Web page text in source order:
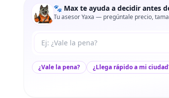
🐾 Max te ayuda a decidir antes
Tu asesor Yaxa — pregúntale precio,
Tu pregunta a Max
¿Vale la pena? ¿Llega rápido a mi